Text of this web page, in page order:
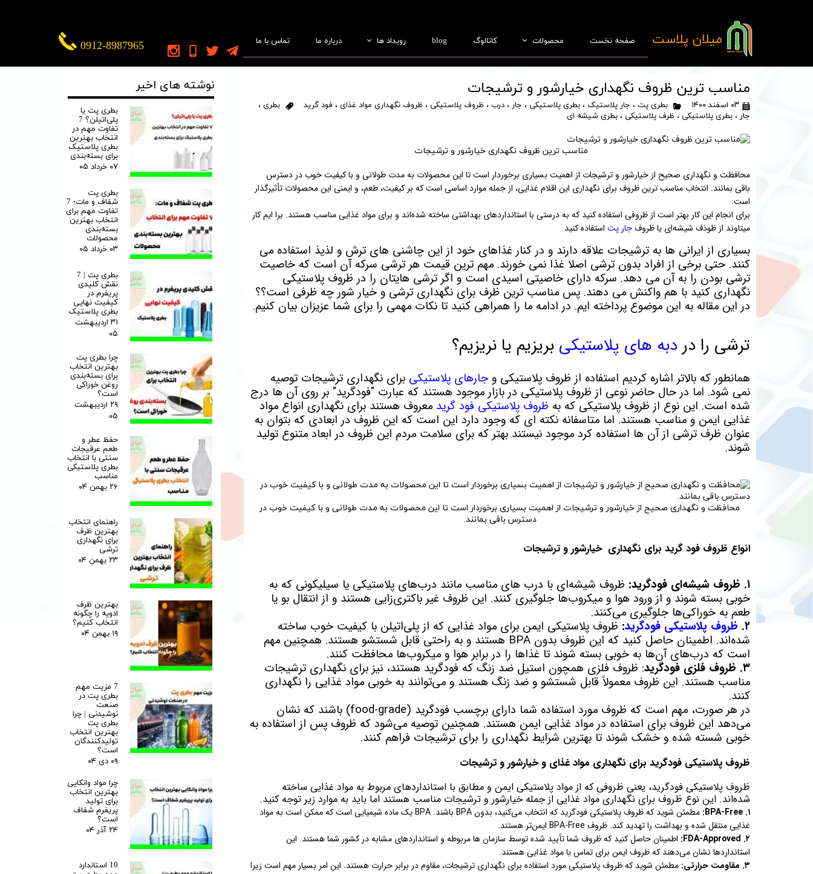
​میلان پلاست 0912-8987965 صفحه نخست محصولات
جار
کاتالوگ blog رویداد ها درباره ما تماس با ما
مناسب ترین ظروف نگهداری خیارشور و ترشیجات
۰۳ اسفند ۱۴۰۰ بطری پت ، جار پلاستیک ،بطری پلاستیکی ، جار ،درب ، ظروف پلاستیکی ، ظروف نگهداری مواد غذای ، فود گرید بطری ،
جار ،بطری پلاستیکی ، ظرف پلاستیکی ،بطری شیشه ای
مناسب ترین ظروف نگهداری خیارشور و ترشیجات
محافظت و نگهداری صحیح از خیارشور و ترشیجات از اهمیت بسیاری برخوردار است تا این محصولات به مدت طولانی و با کیفیت خوب در دسترس
باقی بمانند. انتخاب مناسب ترین ظروف برای نگهداری این اقلام غذایی، از جمله موارد اساسی است که بر کیفیت، طعم، و ایمنی این محصولات تأثیرگذار
است.
برای انجام این کار بهتر است از ظروفی استفاده کنید که به درستی با استانداردهای بهداشتی ساخته شده‌اند و برای مواد غذایی مناسب هستند. برا ایم کار
میتاوند از ظوذف شیشه‌ای یا ظروفجار پت استفاده کنید
بسیاری از ایرانی ها به ترشیجات علاقه دارند و در کنار غذاهای خود از این چاشنی های ترش و لذیذ استفاده می
کنند. حتی برخی از افراد بدون ترشی اصلا غذا نمی خورند. مهم ترین قیمت هر ترشی سرکه آن است که خاصیت
ترشی بودن را به آن می دهد. سرکه دارای خاصیتی اسیدی است و اگر ترشی هایتان را در ظروف پلاستیکی
نگهداری کنید با هم واکنش می دهند‌. پس مناسب ترین ظرف برای نگهداری ترشی و خیار شور چه ظرفی است؟؟
در این مقاله به این موضوع پرداخته ایم. در ادامه ما را همراهی کنید تا نکات مهمی را برای شما عزیزان بیان کنیم.
ترشی را دردبه های پلاستیکیبریزیم یا نریزیم؟
همانطور که بالاتر اشاره کردیم استفاده از ظروف پلاستیکی وجارهای پلاستیکی برای نگهداری ترشیجات توصیه
نمی شود. اما در حال حاضر نوعی از ظروف پلاستیکی در بازار موجود هستند که عبارت "فودگرید" بر روی آن ها درج
شده است. این نوع از ظروف پلاستیکی که به ظروف پلاستیکی فود گریدمعروف هستند برای نگهداری انواع مواد
غذایی ایمن و مناسب هستند. اما متاسفانه نکته ای که وجود دارد این است که این ظروف در ابعادی که بتوان به
عنوان ظرف ترشی از آن ها استفاده کرد موجود نیستند بهتر که برای سلامت مردم این ظروف در ابعاد متنوع تولید
شوند.
محافظت و نگهداری صحیح از خیارشور و ترشیجات از اهمیت بسیاری برخوردار است تا این محصولات به مدت طولانی و با کیفیت خوب در
دسترس باقی بمانند.
انواع ظروف فود گرید برای نگهداری خیارشور و ترشیجات
۱. ظروف شیشه‌ای فودگرید: ظروف شیشه‌ای با درب های مناسب مانند درب‌های پلاستیکی یا سیلیکونی که به
خوبی بسته شوند و از ورود هوا و میکروب‌ها جلوگیری کنند. این ظروف غیر باکتری‌زایی هستند و از انتقال بو یا
طعم به خوراکی‌ها جلوگیری می‌کنند.
۲. ظروف پلاستیکی فودگرید: ظروف پلاستیکی ایمن برای مواد غذایی که از پلی‌اتیلن با کیفیت خوب ساخته
شده‌اند. اطمینان حاصل کنید که این ظروف بدون BPA هستند و به راحتی قابل شستشو هستند. همچنین مهم
است که درب‌های آن‌ها به خوبی بسته شوند تا غذاها را در برابر هوا و میکروب‌ها محافظت کنند.
۳. ظروف فلزی فودگرید : ظروف فلزی همچون استیل ضد زنگ که فودگرید هستند، نیز برای نگهداری ترشیجات
مناسب هستند. این ظروف معمولاً قابل شستشو و ضد زنگ هستند و می‌توانند به خوبی مواد غذایی را نگهداری
کنند.
در هر صورت، مهم است که ظروف مورد استفاده شما دارای برچسب فودگرید (food-grade) باشند که نشان
می‌دهد این ظروف برای استفاده در مواد غذایی ایمن هستند. همچنین توصیه می‌شود که ظروف پس از استفاده به
خوبی شسته شده و خشک شوند تا بهترین شرایط نگهداری را برای ترشیجات فراهم کنند.
ظروف پلاستیکی فودگرید برای نگهداری مواد غذای و خیارشور و ترشیجات
ظروف پلاستیکی فودگرید، یعنی ظروفی که از مواد پلاستیکی ایمن و مطابق با استانداردهای مربوط به مواد غذایی ساخته
شده‌اند. این نوع ظروف برای نگهداری مواد غذایی از جمله خیارشور و ترشیجات مناسب هستند اما باید به موارد زیر توجه کنید.
۱. BPA-Free:
مطمئن شوید که ظروف پلاستیکی فودگرید که انتخاب می‌کنید، بدون BPA باشند. BPA یک ماده شیمیایی است که ممکن است به مواد
غذایی منتقل شده و بهداشت را تهدید کند. ظروف BPA-Free ایمن‌تر هستند.
۲. FDA-Approved:
اطمینان حاصل کنید که ظروف شما تأیید شده توسط سازمان ها مربوطه و استانداردهای مشابه در کشور شما هستند. این
استانداردها نشان می‌دهند که ظروف ایمن برای تماس با مواد غذایی هستند.
۳. مقاومت حرارتی:
مطمئن شوید که ظروف پلاستیکی مورد استفاده برای نگهداری ترشیجات، مقاوم در برابر حرارت هستند. این امر بسیار مهم است زیرا
نوشته های اخیر
بطری پت یا
پلی‌اتیلن؟ 7
تفاوت مهم در
انتخاب بهترین
بطری پلاستیک
برای بسته‌بندی
۰۷ خرداد ۰۵
بطری پت
شفاف و مات؛ 7
تفاوت مهم برای
انتخاب بهترین
بسته‌بندی
محصولات
۰۳ خرداد ۰۵
بطری پت | 7
نقش کلیدی
پریفرم در
کیفیت نهایی
بطری پلاستیک
۳۱ اردیبهشت
۰۵
چرا بطری پت
بهترین انتخاب
برای بسته‌بندی
روغن خوراکی
است؟
۲۹ اردیبهشت
۰۵
حفظ عطر و
طعم عرقیجات
سنتی با انتخاب
بطری پلاستیکی
مناسب
۲۶ بهمن ۰۴
راهنمای انتخاب
بهترین ظرف
برای نگهداری
ترشی
۲۳ بهمن ۰۴
بهترین ظرف
ادویه را چگونه
انتخاب کنیم؟
۱۹ بهمن ۰۴
7 مزیت مهم
بطری پت در
صنعت
نوشیدنی | چرا
بطری پت
بهترین انتخاب
تولیدکنندگان
است؟
۰۹ دی ۰۴
چرا مواد وانکایی
بهترین انتخاب
برای تولید
پریفرم شفاف
است؟
۲۴ آذر ۰۴
10 استاندارد